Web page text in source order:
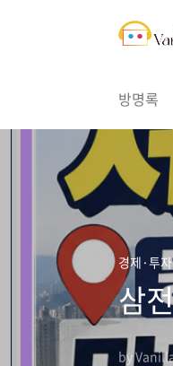
방명록
경제·투
삼
by